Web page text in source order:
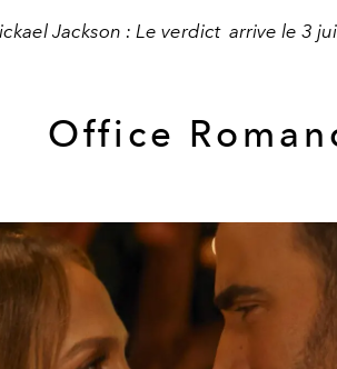
Jackson : Le verdict arrive le 3
Office